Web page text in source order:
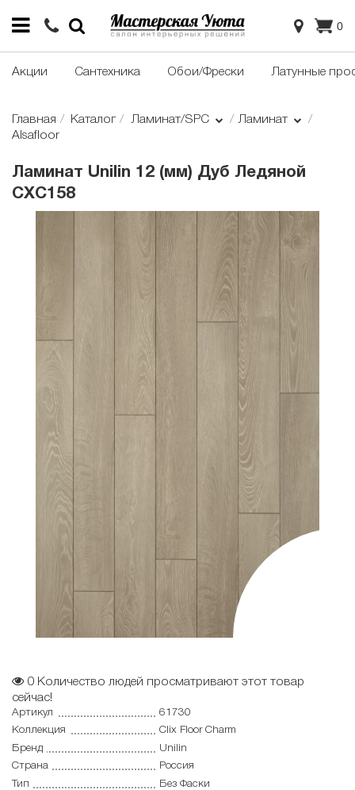
0
Акции Сантехника Обои/Фрески Латунные
Главная Каталог Ламинат/SPC
Ламинат
Alsafloor
Ламинат Unilin 12 (мм) Дуб Ледяной
CXC158
0 Количество людей просматривают этот товар
сейчас!
Артикул
61730
Коллекция
Clix Floor Charm
Бренд
Unilin
Страна
Россия
Тип
Без Фаски